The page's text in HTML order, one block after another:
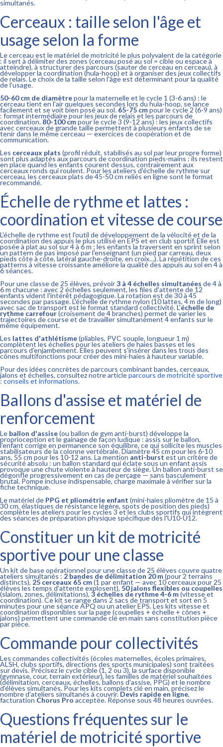
simultanés.
Cerceaux : taille selon l'âge et
usage selon la forme
Le cerceau est le matériel de motricité le plus polyvalent de la catégorie
: il sert à délimiter des zones (cerceau posé au sol = cible ou espace à
atteindre), à structurer des parcours (sauter de cerceau en cerceau), à
développer la coordination (hula-hoop) et à organiser des jeux collectifs
de relais. Le choix de la taille selon l'âge est déterminant pour la qualité
de l'usage.
50-60 cm de diamètrepour la maternelle et le cycle 1 (3-6 ans) : le
cerceau tient en l'air quelques secondes lors du hula-hoop, se lance
facilement et se voit bien posé au sol. 65-75 cmpour le cycle 2 (6-9 ans)
: format intermédiaire pour les jeux de relais et les parcours de
coordination. 80-100 cmpour le cycle 3 (9-12 ans) : les jeux collectifs
avec cerceaux de grande taille permettent à plusieurs enfants de se
tenir dans le même cerceau — exercices de coopération et de
communication.
Les cerceaux plats (profil réduit, stabilisés au sol par leur propre forme)
sont plus adaptés aux parcours de coordination pieds-mains : ils restent
en place quand les enfants courent dessus, contrairement aux
cerceaux ronds qui roulent. Pour les ateliers d'échelle de rythme sur
cerceau, les cerceaux plats de 45-50 cm reliés en ligne sont le format
recommandé.
Échelle de rythme et lattes :
coordination et vitesse de course
L'échelle de rythme est l'outil de développement de la vélocité et de la
coordination des appuis le plus utilisé en EPS et en club sportif. Elle est
posée à plat au sol sur 4 à 6 m ; les enfants la traversent en sprint selon
un pattern de pas imposé par l'enseignant (un pied par carreau, deux
pieds côte à côte, latéral gauche-droite, en croix…). La répétition de ces
patterns à vitesse croissante améliore la qualité des appuis au sol en 4 à
6 séances.
Pour une classe de 25 élèves, prévoir3 à 4 échelles simultanées de 4 à
6 m chacune : avec 2 échelles seulement, les files d'attente de 12
enfants vident l'intérêt pédagogique. La rotation est de 30 à 45
secondes par passage. L'échelle de rythme nylon (10 lattes, 4 m de long)
avec sac de transport est le format standard collectivité. L'échelle de
rythme carrefour(croisement de 4 branches) permet de varier les
trajectoires de course et de travailler simultanément 4 enfants sur le
même équipement.
Les lattes d'athlétisme(pliables, PVC souple, longueur 1 m)
complètent les échelles pour les ateliers de haies basses et les
parcours d'enjambement. Elles peuvent s'insérer dans les trous des
cônes multifonctions pour créer des mini-haies à hauteur variable.
Pour des idées concrètes de parcours combinant bandes, cerceaux,
jalons et échelles, consultez notre articleparcours de motricité sportive
: conseils et informations.
Ballons d'assise et matériel de
renforcement
Le ballon d'assise(ou ballon de gym anti-burst) développe la
proprioception et le gainage de façon ludique : assis sur le ballon,
l'enfant corrige en permanence son équilibre, ce qui sollicite les muscles
stabilisateurs de la colonne vertébrale. Diamètre 45 cm pour les 6-10
ans, 55 cm pour les 10-12 ans. La mention anti-burst est un critère de
sécurité absolu : un ballon standard qui éclate sous un enfant assis
provoque une chute violente à hauteur de siège. Un ballon anti-burst se
dégonfle progressivement en cas de perçage — sans basculement
brutal. Pompe incluse indispensable, charge maximale à vérifier sur la
fiche technique.
Le matériel de PPG et pliométrie enfant (mini-haies pliomètre de 15 à
30 cm, élastiques de résistance légère, spots de position des pieds)
complète les ateliers pour les cycles 3 et les clubs sportifs qui intègrent
des séances de préparation physique spécifique dès l'U10-U12.
Constituer un kit de motricité
sportive pour une classe
Un kit de base opérationnel pour une classe de 25 élèves couvre quatre
ateliers simultanés : 2 bandes de délimitation 20 m(pour 2 terrains
distincts), 25 cerceaux 65 cm(1 par enfant — avec 10 cerceaux pour 25
élèves les temps d'attente explosent), 50 jalons flexibles ou coupelles
(slalom, zones, délimitations), 3 échelles de rythme 4-6 m(vitesse et
coordination). Ce kit se range dans 2 sacs de transport et sort en 5
minutes pour une séance APQ ou un atelier EPS. Les kits vitesse et
coordination disponibles sur la page (coupelles + échelle + cônes +
jalons) permettent une commande clé en main sans constitution pièce
par pièce.
Commande pour collectivités
Les commandes collectivités (écoles maternelles, écoles primaires,
ALSH, clubs sportifs, directions des sports municipales) sont traitées
sur devis. Précisez le cycle cible (1, 2 ou 3), la surface disponible
(gymnase, cour, terrain extérieur), les familles de matériel souhaitées
(délimitation, cerceaux, échelles, ballons d'assise, PPG) et le nombre
d'élèves simultanés. Pour les kits complets clé en main, précisez le
nombre d'ateliers simultanés à couvrir. Devis rapide en ligne,
facturation Chorus Pro acceptée. Réponse sous 48 heures ouvrées.
Questions fréquentes sur le
matériel de motricité sportive